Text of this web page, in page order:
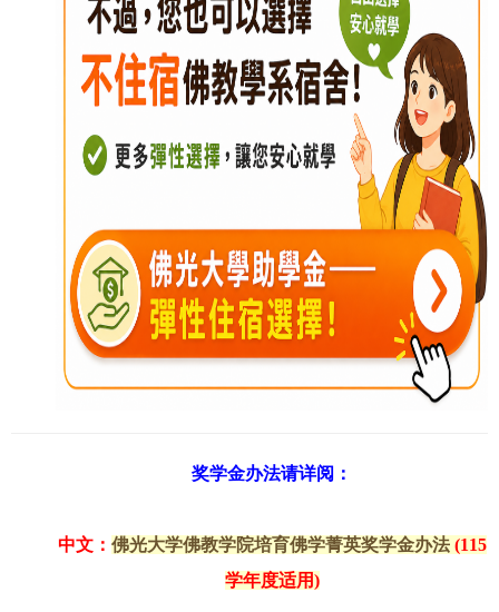
奖学金办法请详阅：
中文： 佛光大学佛教学院培育佛学菁英奖学金办法(115
学年度适用)